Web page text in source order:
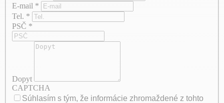
E-mail *
Tel. *
PSČ *
Dopyt
CAPTCHA
Súhlasím s tým, že informácie zhromaždené z tohto